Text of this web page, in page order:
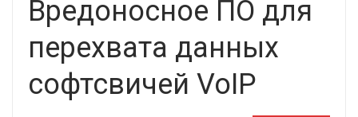
Вредоносное ПО для
перехвата данных
софтсвичей VoIP